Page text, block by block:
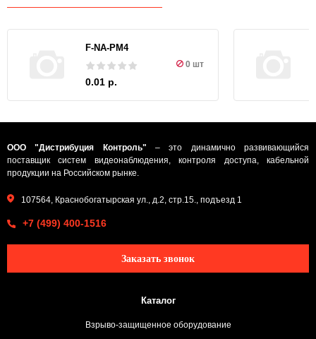
F-NA-PM4
0 шт
0.01 р.
ООО "Дистрибуция Контроль" – это динамично развивающийся
поставщик систем видеонаблюдения, контроля доступа, кабельной
продукции на Российском рынке.
107564, Краснобогатырская ул., д.2, стр.15., подъезд 1
+7 (499) 400-1516
Заказать звонок
Каталог
Взрыво-защищенное оборудование